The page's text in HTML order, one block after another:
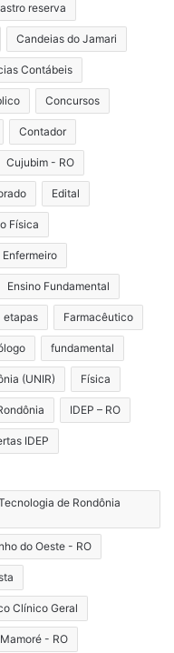
reserva
Candeias do Jamari
Contábeis
Concursos
Contador
Cujubim - RO
Edital
Física
Enfermeiro
Ensino Fundamental
etapas Farmacêutico
fundamental
(UNIR) Física
IDEP – RO
IDEP
de Rondônia
do Oeste - RO
Clínico Geral
- RO